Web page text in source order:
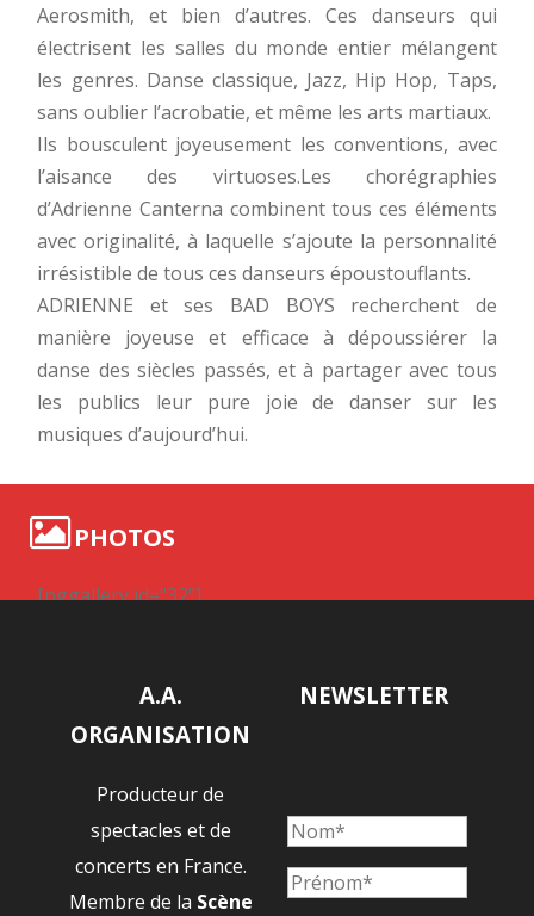
Aerosmith, et bien d’autres. Ces danseurs qui
électrisent les salles du monde entier mélangent
les genres. Danse classique, Jazz, Hip Hop, Taps,
sans oublier l’acrobatie, et même les arts martiaux.
Ils bousculent joyeusement les conventions, avec
l’aisance des virtuoses.Les chorégraphies
d’Adrienne Canterna combinent tous ces éléments
avec originalité, à laquelle s’ajoute la personnalité
irrésistible de tous ces danseurs époustouflants.
ADRIENNE et ses BAD BOYS recherchent de
manière joyeuse et efficace à dépoussiérer la
danse des siècles passés, et à partager avec tous
les publics leur pure joie de danser sur les
musiques d’aujourd’hui.
PHOTOS
[nggallery id="32"]
A.A.
ORGANISATION
Producteur de
spectacles et de
concerts en France.
Membre de la Scène
NEWSLETTER